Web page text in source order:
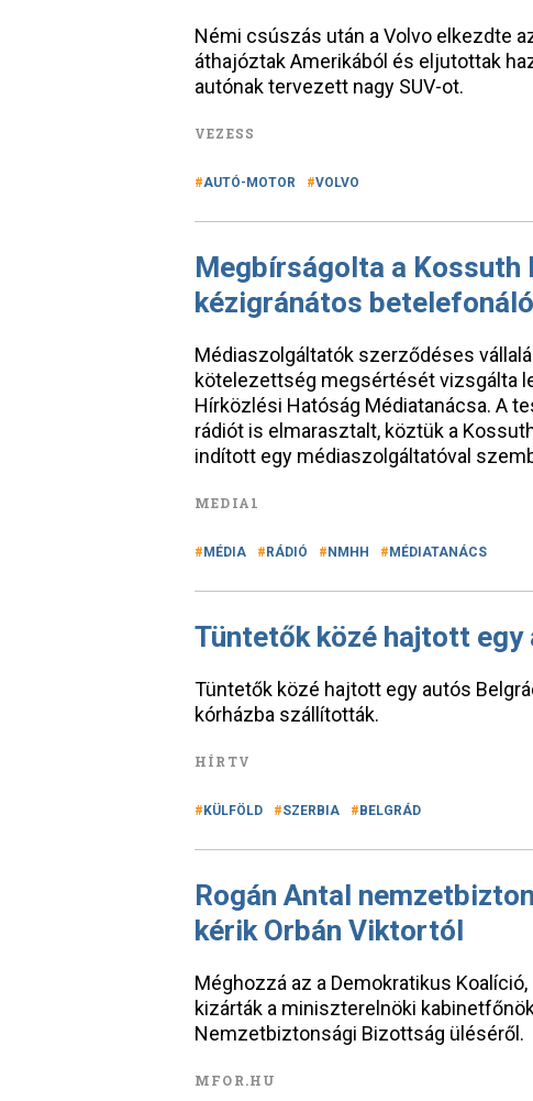
Némi csúszás után a Volvo elkezdte
áthajóztak Amerikából és eljutottak
autónak tervezett nagy SUV-ot.
VEZESS
AUTÓ-MOTOR VOLVO
Megbírságolta a Kossuth
kézigránátos
Médiaszolgáltatók szerződéses
kötelezettség megsértését vizsgálta
Hírközlési Hatóság Médiatanácsa. A
rádiót is elmarasztalt, köztük a
indított egy médiaszolgáltatóval
MEDIA1
MÉDIA RÁDIÓ NMHH MÉDIATANÁCS
Tüntetők közé hajtott egy
Tüntetők közé hajtott egy autós
kórházba szállították.
HÍRTV
KÜLFÖLD SZERBIA BELGRÁD
Rogán Antal
kérik Orbán Viktortól
Méghozzá az a Demokratikus
kizárták a miniszterelnöki
Nemzetbiztonsági Bizottság üléséről.
MFOR.HU